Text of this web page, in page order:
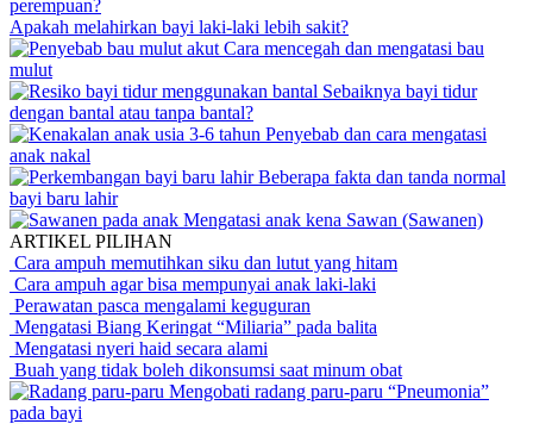
Apakah melahirkan bayi laki-laki lebih sakit?
Cara mencegah dan mengatasi bau
mulut
Sebaiknya bayi tidur
dengan bantal atau tanpa bantal?
Penyebab dan cara mengatasi
anak nakal
Beberapa fakta dan tanda normal
bayi baru lahir
Mengatasi anak kena Sawan (Sawanen)
ARTIKEL PILIHAN
Cara ampuh memutihkan siku dan lutut yang hitam
Cara ampuh agar bisa mempunyai anak laki-laki
Perawatan pasca mengalami keguguran
Mengatasi Biang Keringat “Miliaria” pada balita
Mengatasi nyeri haid secara alami
Buah yang tidak boleh dikonsumsi saat minum obat
Mengobati radang paru-paru “Pneumonia”
pada bayi